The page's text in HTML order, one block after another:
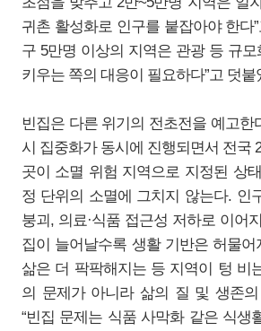
귀촌 활성화로 인구를 붙잡아야 한다
구 5만명 이상의 지역은 관광 등 규
키우는 쪽의 대응이 필요하다”고 덧붙
빈집은 다른 위기의 전초전을 예고한
시 집중화가 동시에 진행되면서 전국
곳이 소멸 위험 지역으로 지정된 상
정 단위의 소멸에 그치지 않는다. 인
붕괴, 의료·식품 접근성 저하로 이어
집이 늘어날수록 생활 기반은 허물어
삶은 더 팍팍해지는 등 지역이 텅 비
의 문제가 아니라 삶의 질 및 생존
“빈집 문제는 식품 사막화 같은 식생